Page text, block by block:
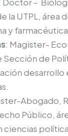
la UTPL, área
y
: Magister-
Sección de
Abogado,
Público,
ciencias